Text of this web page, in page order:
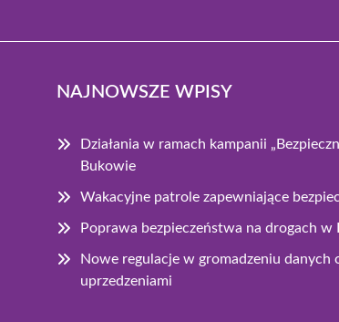
NAJNOWSZE WPISY
Działania w ramach kampanii
Bukowie
Wakacyjne patrole zapewniające
Poprawa bezpieczeństwa na drogach w
Nowe regulacje w gromadzeniu
uprzedzeniami